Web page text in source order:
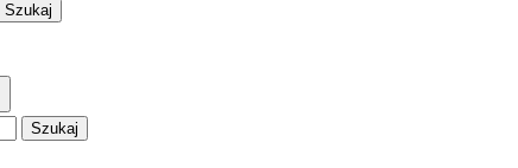
Szukaj
Szukaj